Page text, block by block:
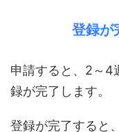
登録が
申請すると、2～4
録が完了します。
登録が完了すると